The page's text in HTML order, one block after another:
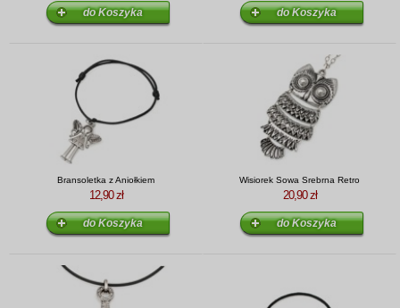
Bransoletka z Aniołkiem
12,90 zł
Wisiorek Sowa Srebrna Retro
20,90 zł